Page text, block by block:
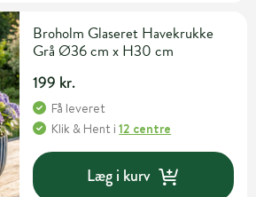
Broholm Glaseret Havekrukke
Grå Ø36 cm x H30 cm
199 kr.
Få leveret
Klik & Hent i12 centre
Læg i kurv